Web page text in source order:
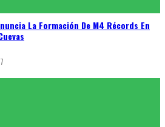
La Formación De M4 Récords En